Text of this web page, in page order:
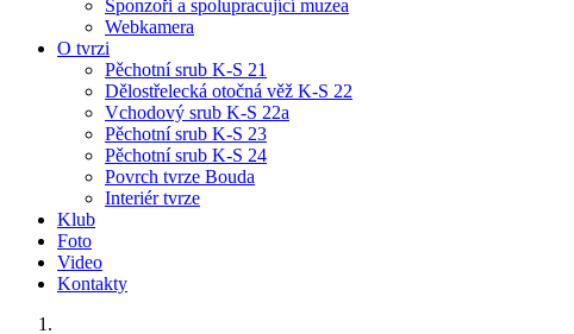
Sponzoři a spolupracující muzea
Webkamera
O tvrzi
Pěchotní srub K-S 21
Dělostřelecká otočná věž K-S 22
Vchodový srub K-S 22a
Pěchotní srub K-S 23
Pěchotní srub K-S 24
Povrch tvrze Bouda
Interiér tvrze
Klub
Foto
Video
Kontakty